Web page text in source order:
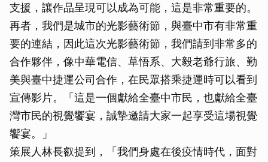
支援，讓作品呈現可以成為可能，這是非常重要的。
再者，我們是城市的光影藝術節，與臺中市有非常重
要的連結，因此這次光影藝術節，我們請到非常多的
合作夥伴，像中華電信、草悟系、大毅老爺行旅、勤
美與臺中捷運公司合作，在民眾搭乘捷運時可以看到
宣傳影片。「這是一個獻給全臺中市民，也獻給全臺
灣市民的視覺饗宴，誠摯邀請大家一起享受這場視覺
饗宴。」
策展人林長叡提到，「我們身處在後疫情時代，面對